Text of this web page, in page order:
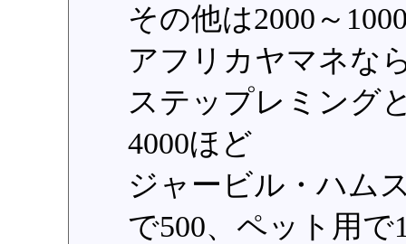
その他は2000～
アフリカヤマネな
ステップレミング
4000ほど
ジャービル・ハム
で500、ペット用で